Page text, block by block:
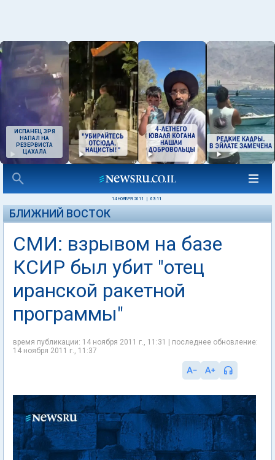
ИСПАНЕЦ ЗРЯ
НАПАЛ НА
РЕЗЕРВИСТА
ЦАХАЛА
14 НОЯБРЯ 2011 03:11
БЛИЖНИЙ ВОСТОК
СМИ: взрывом на базе
КСИР был убит "отец
иранской ракетной
программы"
время публикации: 14 ноября 2011 г., 11:31 | последнее обновление:
14 ноября 2011 г., 11:37